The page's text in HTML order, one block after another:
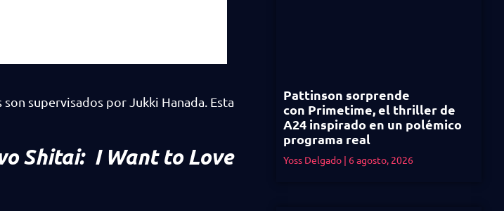
supervisados por Jukki Hanada. Esta
Shitai: I Want to Love
Pattinson sorprende
con Primetime, el thriller de
A24 inspirado en un polémico
programa real
Yoss Delgado 6 agosto, 2026